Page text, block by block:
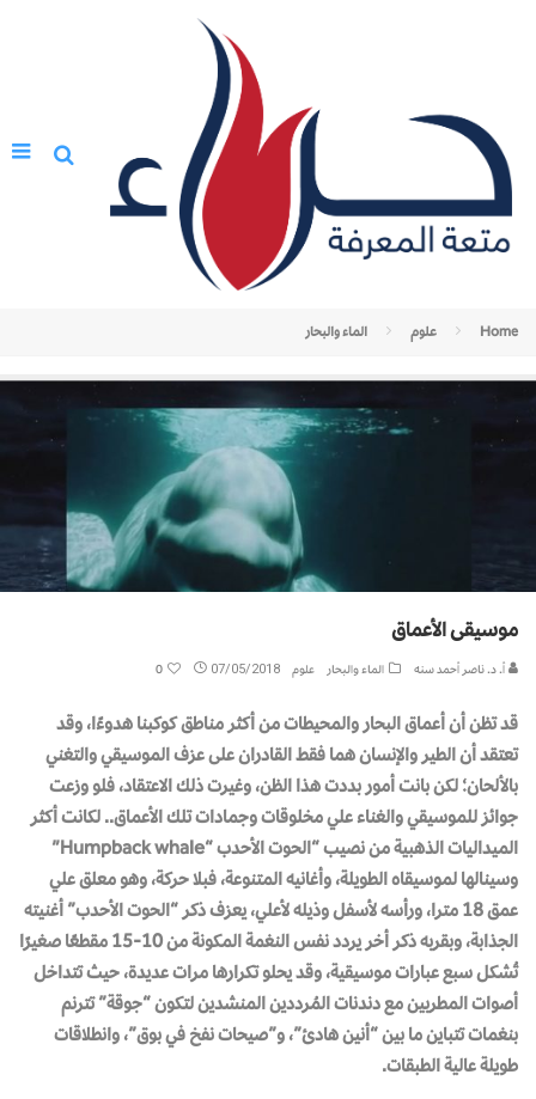
Home علوم الماء والبحار
موسيقى الأعماق
أ. د. ناصر أحمد سنه الماء والبحار علوم 07/05/2018
0
قد تظن أن أعماق البحار والمحيطات من أكثر مناطق كوكبنا هدوءًا، وقد
تعتقد أن الطير والإنسان هما فقط القادران على عزف الموسيقي والتغني
بالألحان؛ لكن بانت أمور بددت هذا الظن، وغيرت ذلك الاعتقاد، فلو وزعت
جوائز للموسيقي والغناء علي مخلوقات وجمادات تلك الأعماق.. لكانت أكثر
الميداليات الذهبية من نصيب “الحوت الأحدب “Humpback whale”
وسينالها لموسيقاه الطويلة، وأغانيه المتنوعة، فبلا حركة، وهو معلق علي
عمق 18 مترا، ورأسه لأسفل وذيله لأعلي، يعزف ذكر “الحوت الأحدب” أغنيته
الجذابة، وبقربه ذكر أخر يردد نفس النغمة المكونة من 10-15 مقطعًا صغيرًا
تُشكل سبع عبارات موسيقية، وقد يحلو تكرارها مرات عديدة، حيث تتداخل
أصوات المطربين مع دندنات المُرددين المنشدين لتكون “جوقة” تترنم
بنغمات تتباين ما بين “أنين هادئ”، و”صيحات نفخ في بوق”، وانطلاقات
طويلة عالية الطبقات.